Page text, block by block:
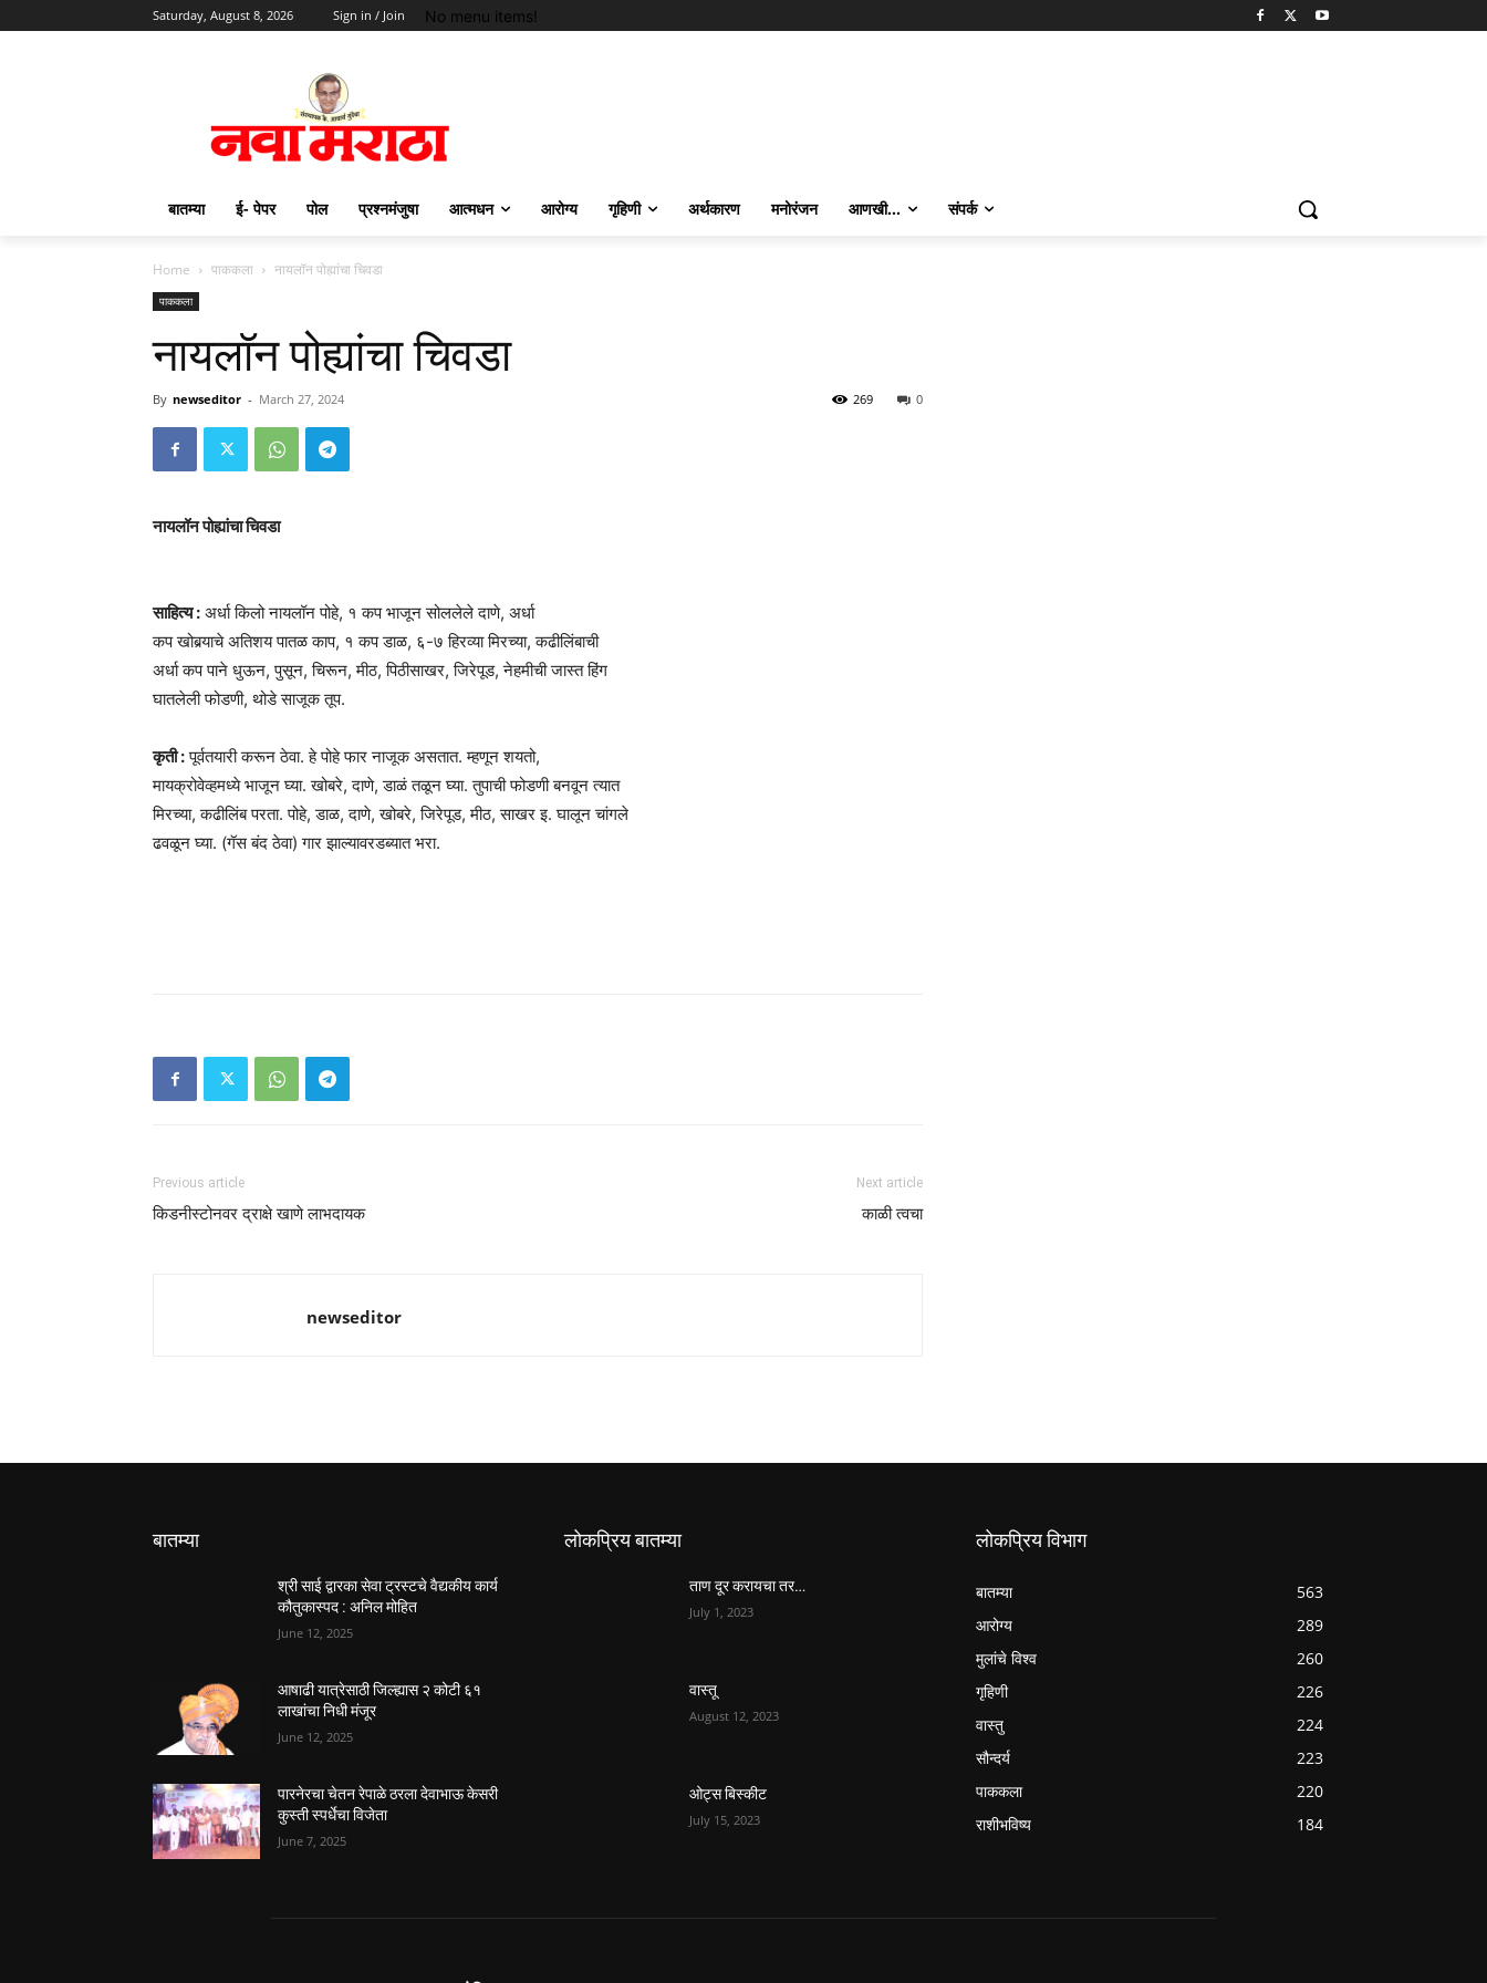
Saturday, August 8, 2026 Sign in / Join No menu items!
बातम्या ई- पेपर पोल प्रश्नमंजुषा आत्मधन आरोग्य गृहिणी अर्थकारण मनोरंजन आणखी… संपर्क
Home पाककला नायलॉन पोह्यांचा चिवडा
पाककला
नायलॉन पोह्यांचा चिवडा
By newseditor - March 27, 2024 0
269
नायलॉन पोह्यांचा चिवडा
साहित्य : अर्धा किलो नायलॉन पोहे, १ कप भाजून सोललेले दाणे, अर्धा
कप खोबर्‍याचे अतिशय पातळ काप, १ कप डाळ, ६-७ हिरव्या मिरच्या, कढीलिंबाची
अर्धा कप पाने धुऊन, पुसून, चिरून, मीठ, पिठीसाखर, जिरेपूड, नेहमीची जास्त हिंग
घातलेली फोडणी, थोडे साजूक तूप.
कृती :पूर्वतयारी करून ठेवा. हे पोहे फार नाजूक असतात. म्हणून शयतो,
मायक्रोवेव्हमध्ये भाजून घ्या. खोबरे, दाणे, डाळं तळून घ्या. तुपाची फोडणी बनवून त्यात
मिरच्या, कढीलिंब परता. पोहे, डाळ, दाणे, खोबरे, जिरेपूड, मीठ, साखर इ. घालून चांगले
ढवळून घ्या. (गॅस बंद ठेवा) गार झाल्यावरडब्यात भरा.
Previous article
किडनीस्टोनवर द्राक्षे खाणे लाभदायक
Next article
काळी त्वचा
newseditor
बातम्या
श्री साई द्वारका सेवा ट्रस्टचे वैद्यकीय कार्य
कौतुकास्पद : अनिल मोहित
June 12, 2025
आषाढी यात्रेसाठी जिल्ह्यास २ कोटी ६१
लाखांचा निधी मंजूर
June 12, 2025
पारनेरचा चेतन रेपाळे ठरला देवाभाऊ केसरी
कुस्ती स्पर्धेचा विजेता
June 7, 2025
लोकप्रिय बातम्या
ताण दूर करायचा तर…
July 1, 2023
वास्तू
August 12, 2023
ओट्स बिस्कीट
July 15, 2023
लोकप्रिय विभाग
बातम्या
563
आरोग्य
289
मुलांचे विश्व
260
गृहिणी
226
वास्तु
224
सौन्दर्य
223
पाककला
220
राशीभविष्य
184